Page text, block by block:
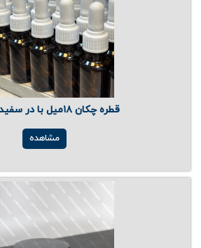
قطره چکان ۱۸میل با در سفید -3829
مشاهده